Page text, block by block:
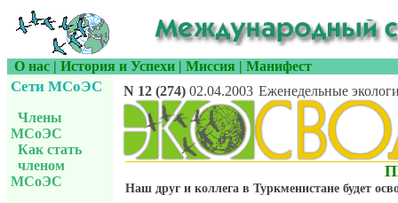
О нас | История и Успехи | Миссия | Манифест
Сети МСоЭС
Члены
МСоЭС
Как стать
членом
МСоЭС
N 12 (274) 02.04.2003 Еженедельные
Наш друг и коллега в Туркменистане будет